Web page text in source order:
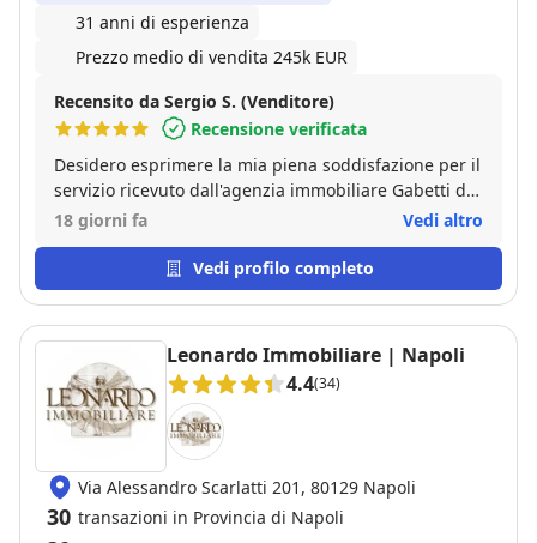
31 anni di esperienza
Prezzo medio di vendita 245k EUR
Recensito da Sergio S. (Venditore)
Recensione verificata
Desidero esprimere la mia piena soddisfazione per il
servizio ricevuto dall'agenzia immobiliare Gabetti di
Via Arenaccia, Napoli. In tempi davvero brevi sono
a termine la vendita della mia casa con grande
professionalità, competenza e trasparenza. Un
Maurizio Palumbo, una persona estremamente
disponibile, sempre presente e pronta a fornire
supporto e consigli in ogni fase della trattativa.
Inoltre, desidero sottolineare la cortesia e la
professionalità della segreteria, in particolare della
sig.ra Floriana, che rappresenta il primo contatto con
l'agenzia e che mi ha accolto con gentilezza,
disponibilità e attenzione alle mie esigenze.
18 giorni fa Vedi altro
Vedi profilo completo
Leonardo Immobiliare | Napoli
4.4(34)
Via Alessandro Scarlatti 201, 80129 Napoli
30 transazioni in Provincia di Napoli